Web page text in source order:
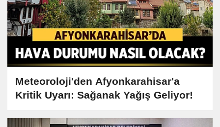
Meteoroloji'den Afyonkarahisar'a
Kritik Uyarı: Sağanak Yağış Geliyor!